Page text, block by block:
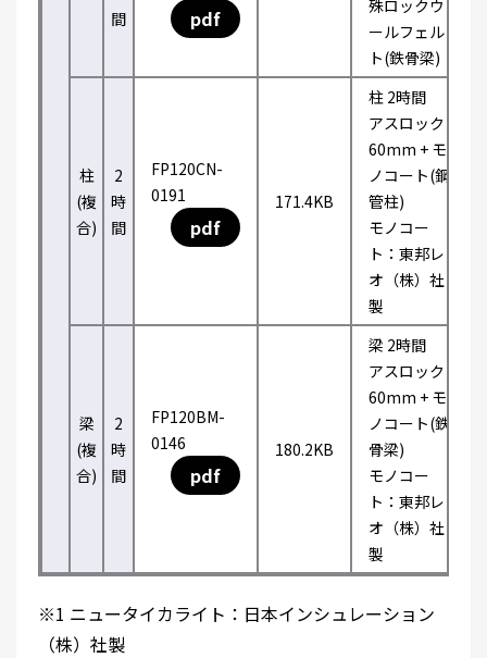
間
pdf
殊ロックウ
ールフェル
ト(鉄骨梁)
柱
(複
合)
2
時
間
FP120CN-
0191
pdf
171.4KB
柱 2時間
アスロック
60mm + モ
ノコート(鋼
管柱)
モノコー
ト：東邦レ
オ（株）社
製
梁
(複
合)
2
時
間
FP120BM-
0146
pdf
180.2KB
梁 2時間
アスロック
60mm + モ
ノコート(鉄
骨梁)
モノコー
ト：東邦レ
オ（株）社
製
※1 ニュータイカライト：日本インシュレーション
（株）社製